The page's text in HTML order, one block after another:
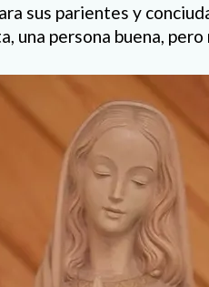
sus parientes y
una persona buena,